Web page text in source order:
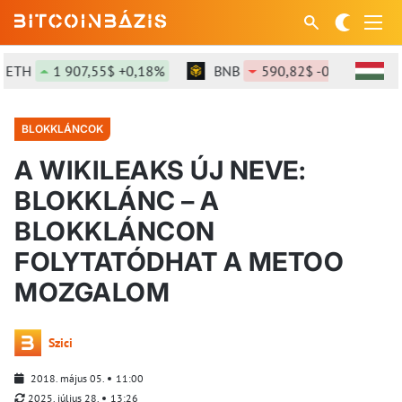
1 907,55$ +0,18% BNB 590,82$ -0,03%
BLOKKLÁNCOK
A WIKILEAKS ÚJ NEVE:
BLOKKLÁNC – A
BLOKKLÁNCON
FOLYTATÓDHAT A METOO
MOZGALOM
Szici
2018. május 05.
11:00
2025. július 28.
13:26